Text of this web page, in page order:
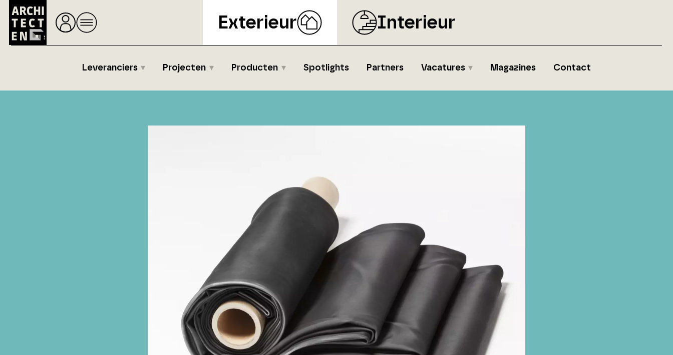
Exterieur Interieur
Leveranciers Projecten Producten Spotlights Partners Vacatures Magazines Contact